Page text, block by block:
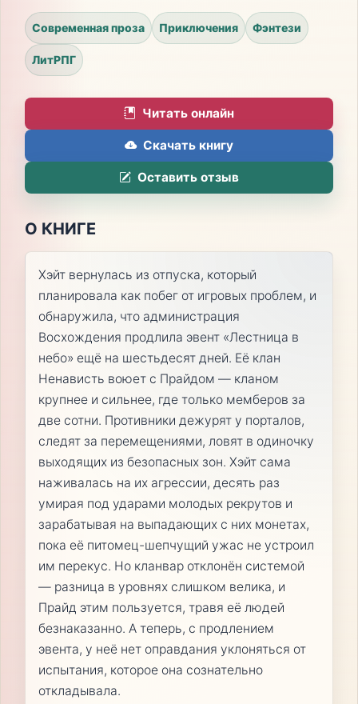
Современная проза Приключения Фэнтези
ЛитРПГ
Читать онлайн
Скачать книгу
Оставить отзыв
О КНИГЕ
Хэйт вернулась из отпуска, который
планировала как побег от игровых проблем, и
обнаружила, что администрация
Восхождения продлила эвент «Лестница в
небо» ещё на шестьдесят дней. Её клан
Ненависть воюет с Прайдом — кланом
крупнее и сильнее, где только мемберов за
две сотни. Противники дежурят у порталов,
следят за перемещениями, ловят в одиночку
выходящих из безопасных зон. Хэйт сама
наживалась на их агрессии, десять раз
умирая под ударами молодых рекрутов и
зарабатывая на выпадающих с них монетах,
пока её питомец-шепчущий ужас не устроил
им перекус. Но кланвар отклонён системой
— разница в уровнях слишком велика, и
Прайд этим пользуется, травя её людей
безнаказанно. А теперь, с продлением
эвента, у неё нет оправдания уклоняться от
испытания, которое она сознательно
откладывала.